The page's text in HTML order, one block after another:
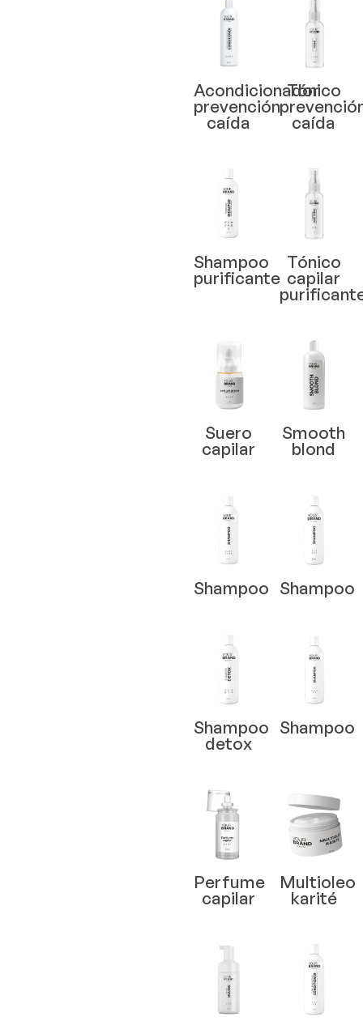
Acondicionador
prevención
caída
Tónico
caída
Shampoo
purificante
Tónico
capilar
Suero
capilar
Smooth
blond
Shampoo Shampoo
Shampoo
detox
Shampoo
Perfume
capilar
Multioleo
karité